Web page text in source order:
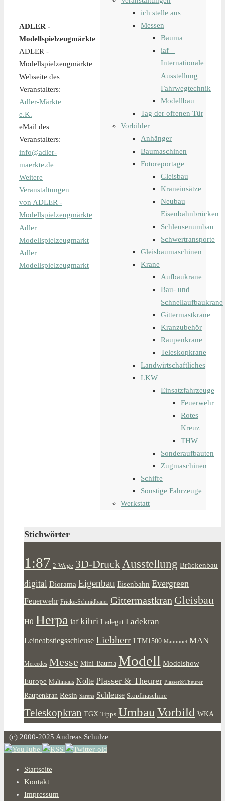
ADLER -
Modellspielzeugmärkte
ADLER -
Modellspielzeugmärkte
Webseite des
Veranstalters:
Adler-Märkte
e.K.
eMail des
Veranstalters:
info@adler-
maerkte.de
Weitere
Veranstaltungen
von ADLER -
Modellspielzeugmärkte
Adler
Modellspielzeugmarkt
Adler
Modellspielzeugmarkt
ich stelle aus
Messen
Bauma
iaf –
Internationale
Ausstellung
Fahrwegtechnik
Modellbau
Tag der offenen Tür
Vorbilder
Anhänger
Baumaschinen
Fotoreportage
Gleisbau
Kraneinsätze
Neubau
Eisenbahnbrücken
Schleusenumbau
Schwertransporte
Gleisbaumaschinen
Krane
Aufbaukrane
Bau- und
Schnellaufbaukrane
Gittermastkrane
Kranzubehör
Raupenkrane
Teleskopkrane
Landwirtschaftliches
LKW
Einsatzfahrzeuge
Feuerwehr
Rotes
Kreuz
THW
Sonderaufbauten
Zugmaschinen
Schiffe
Sonstige Fahrzeuge
Werkstatt
Stichwörter
1:87 2-Wege 3D-DruckAusstellung Brückenbau
digital Diorama Eigenbau Eisenbahn Evergreen
Feuerwehr Fricke-Schmidbauer Gittermastkran Gleisbau
H0 Herpa iaf kibri Ladegut Ladekran
Leineabstiegsschleuse Liebherr LTM1500 Mammoet MAN
Mercedes Messe Mini-Bauma Modell Modelshow
Europe Multimaus Nolte Plasser & Theurer Plasser&Theurer
Raupenkran Resin Sarens Schleuse Stopfmaschine
Teleskopkran TGX Tipps Umbau Vorbild WKA
(c) 2000-2025 Andreas Schulze
Startseite
Kontakt
Impressum